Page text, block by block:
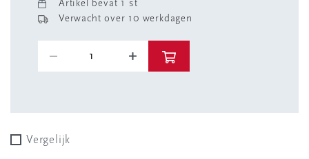
Artikel bevat 1 st
Verwacht over 10 werkdagen
Vergelijk